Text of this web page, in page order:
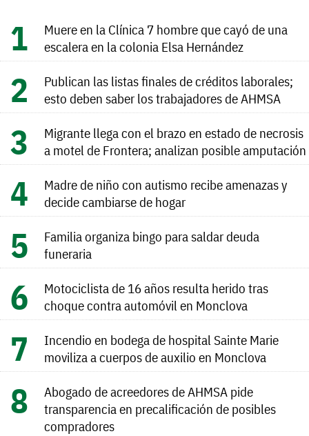
Muere en la Clínica 7 hombre que cayó de una
escalera en la colonia Elsa Hernández
Publican las listas finales de créditos laborales;
esto deben saber los trabajadores de AHMSA
Migrante llega con el brazo en estado de necrosis
a motel de Frontera; analizan posible amputación
Madre de niño con autismo recibe amenazas y
decide cambiarse de hogar
Familia organiza bingo para saldar deuda
funeraria
Motociclista de 16 años resulta herido tras
choque contra automóvil en Monclova
Incendio en bodega de hospital Sainte Marie
moviliza a cuerpos de auxilio en Monclova
Abogado de acreedores de AHMSA pide
transparencia en precalificación de posibles
compradores